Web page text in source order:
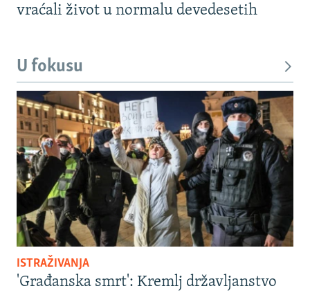
vraćali život u normalu devedesetih
U fokusu
ISTRAŽIVANJA
'Građanska smrt': Kremlj državljanstvo